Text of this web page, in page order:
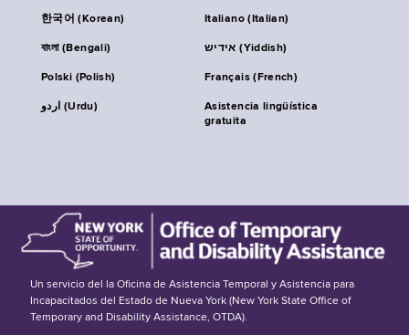
한국어 (Korean) Italiano (Italian)
বাংলা (Bengali) אידיש (Yiddish)
Polski (Polish) Français (French)
اردو (Urdu)
Asistencia lingüística
gratuita
Un servicio del la Oficina de Asistencia Temporal y Asistencia para
Incapacitados del Estado de Nueva York (New York State Office of
Temporary and Disability Assistance, OTDA).